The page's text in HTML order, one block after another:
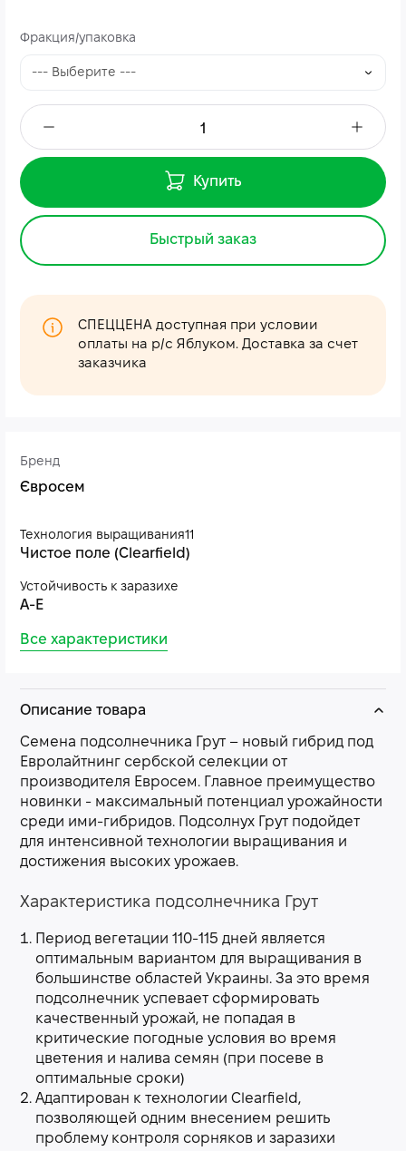
Бренд
Євросем
Технология выращивания11
Чистое поле (Clearfield)
Устойчивость к заразихе
A-E
Все характеристики
Фракция/упаковка
Купить
Быстрый заказ
СПЕЦЦЕНА доступная при условии
оплаты на р/с Яблуком. Доставка за счет
заказчика
Описание товара
Семена подсолнечника Грут – новый гибрид под
Евролайтнинг сербской селекции от
производителя Евросем. Главное преимущество
новинки - максимальный потенциал урожайности
среди ими-гибридов. Подсолнух Грут подойдет
для интенсивной технологии выращивания и
достижения высоких урожаев.
Характеристика подсолнечника Грут
Период вегетации 110-115 дней является
оптимальным вариантом для выращивания в
большинстве областей Украины. За это время
подсолнечник успевает сформировать
качественный урожай, не попадая в
критические погодные условия во время
цветения и налива семян (при посеве в
оптимальные сроки)
Адаптирован к технологии Clearfield,
позволяющей одним внесением решить
проблему контроля сорняков и заразихи